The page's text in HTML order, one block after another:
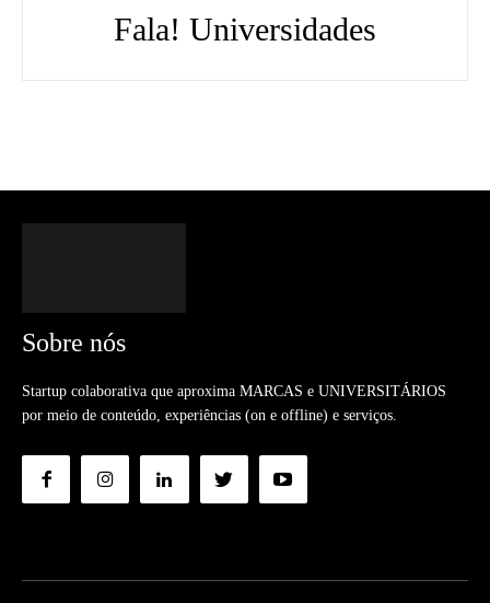
Fala! Universidades
Sobre nós
Startup colaborativa que aproxima MARCAS e UNIVERSITÁRIOS
por meio de conteúdo, experiências (on e offline) e serviços.